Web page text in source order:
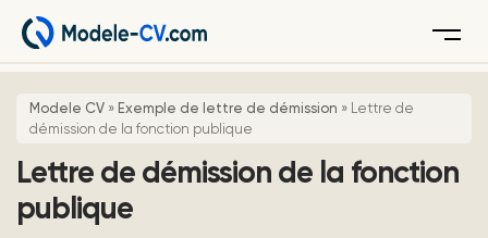
Menu
Modele CV » Exemple de lettre de démission » Lettre de
démission de la fonction publique
Lettre de démission de la fonction
publique